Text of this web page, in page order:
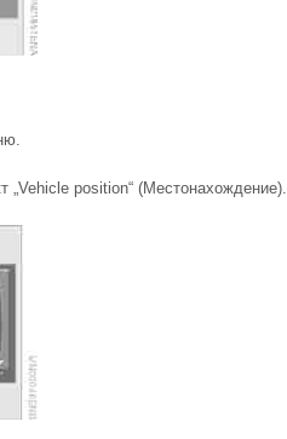
„Vehicle position“ (Местонахождение).